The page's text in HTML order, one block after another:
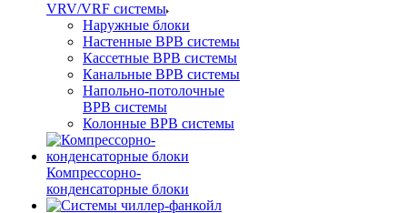
VRV/VRF системы
Наружные блоки
Настенные ВРВ системы
Кассетные ВРВ системы
Канальные ВРВ системы
Напольно-потолочные
ВРВ системы
Колонные ВРВ системы
Компрессорно-
конденсаторные блоки